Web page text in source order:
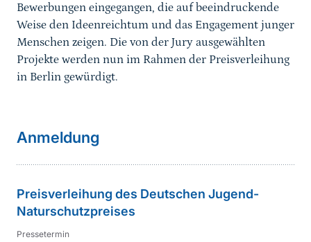
Bewerbungen eingegangen, die auf beeindruckende
Weise den Ideenreichtum und das Engagement junger
Menschen zeigen. Die von der Jury ausgewählten
Projekte werden nun im Rahmen der Preisverleihung
in Berlin gewürdigt.
weiterführender
Anmeldung
Preisverleihung des Deutschen Jugend-
Naturschutzpreises
Pressetermin